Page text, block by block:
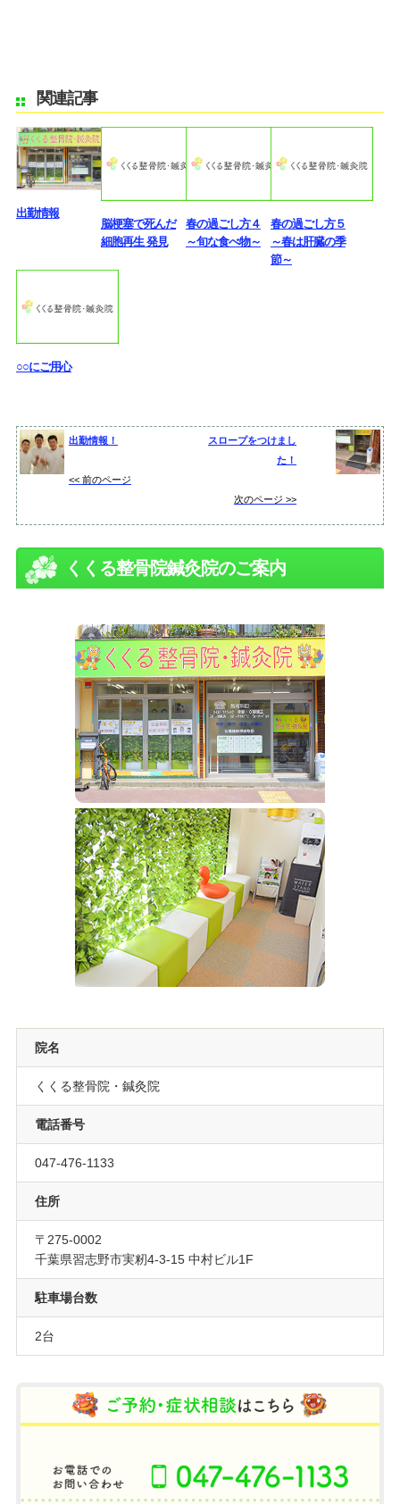
関連記事
出勤情報
脳梗塞で死んだ
細胞再生 発見
春の過ごし方４
～旬な食べ物～
春の過ごし方５
～春は肝臓の季
節～
○○にご用心
出勤情報！
<< 前のページ
スロープをつけまし
た！
次のページ >>
くくる整骨院鍼灸院のご案内
院名
くくる整骨院・鍼灸院
電話番号
047-476-1133
住所
〒275-0002
千葉県習志野市実籾4-3-15 中村ビル1F
駐車場台数
2台